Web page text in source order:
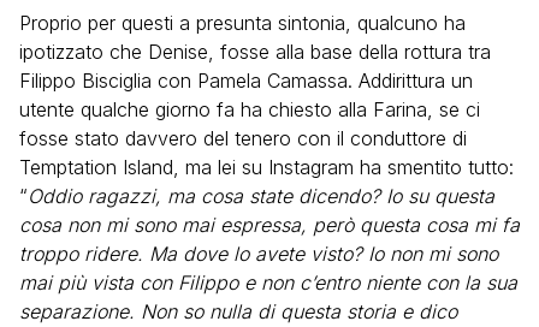
Proprio per questi a presunta sintonia, qualcuno ha
ipotizzato che Denise, fosse alla base della rottura tra
Filippo Bisciglia con Pamela Camassa. Addirittura un
utente qualche giorno fa ha chiesto alla Farina, se ci
fosse stato davvero del tenero con il conduttore di
Temptation Island, ma lei su Instagram ha smentito tutto:
“Oddio ragazzi, ma cosa state dicendo? Io su questa
cosa non mi sono mai espressa, però questa cosa mi fa
troppo ridere. Ma dove lo avete visto? Io non mi sono
mai più vista con Filippo e non c’entro niente con la sua
separazione. Non so nulla di questa storia e dico